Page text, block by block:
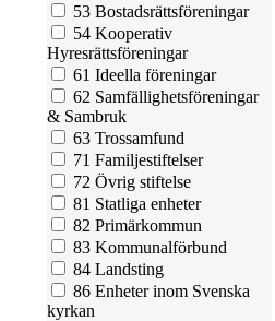
53 Bostadsrättsföreningar
54 Kooperativ
Hyresrättsföreningar
61 Ideella föreningar
62 Samfällighetsföreningar
& Sambruk
63 Trossamfund
71 Familjestiftelser
72 Övrig stiftelse
81 Statliga enheter
82 Primärkommun
83 Kommunalförbund
84 Landsting
86 Enheter inom Svenska
kyrkan